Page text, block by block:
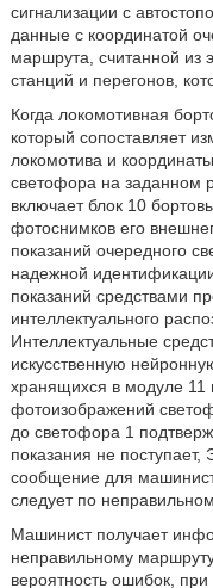
сигнализации с
данные с координатой
маршрута, считанной из
станций и перегонов,
Когда локомотивная
который сопоставляет
локомотива и
светофора на заданном
включает блок 10
фотоснимков его
показаний очередного
надежной
показаний средствами
интеллектуального
Интеллектуальные
искусственную
хранящихся в модуле 11
фотоизображений
до светофора 1
показания не
сообщение для
следует по
Машинист получает
неправильному
вероятность ошибок,